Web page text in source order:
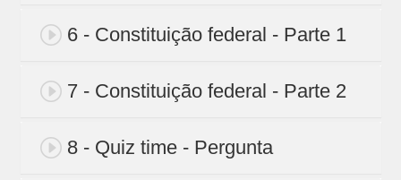
6 - Constituição federal - Parte 1
7 - Constituição federal - Parte 2
8 - Quiz time - Pergunta